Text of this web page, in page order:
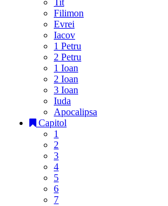
Filimon
Evrei
Iacov
1 Petru
2 Petru
1 Ioan
2 Ioan
3 Ioan
Iuda
Apocalipsa
Capitol
1
2
3
4
5
6
7